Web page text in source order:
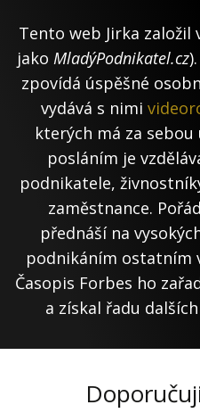
Tento web Jirka založil
jako MladýPodnikatel.cz
zpovídá úspěšné
vydává s nimi
kterých má za sebou
posláním je
podnikatele,
zaměstnance.
přednáší na
podnikáním ostatním
Časopis Forbes ho
a získal řadu